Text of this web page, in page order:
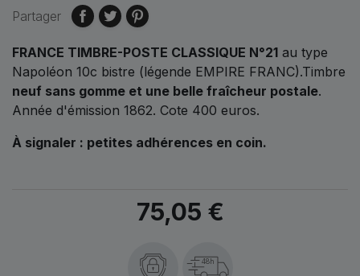
Partager
FRANCE TIMBRE-POSTE CLASSIQUE N°21 au type
Napoléon 10c bistre (légende EMPIRE FRANC).Timbre
neuf sans gomme et une belle fraîcheur postale.
Année d'émission 1862. Cote 400 euros.
À signaler : petites adhérences en coin.
75,05 €
48h